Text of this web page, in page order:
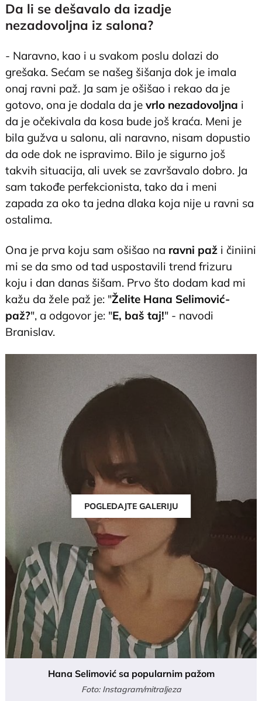
Da li se dešavalo da izadje
nezadovoljna iz salona?
- Naravno, kao i u svakom poslu dolazi do
grešaka. Sećam se našeg šišanja dok je imala
onaj ravni paž. Ja sam je ošišao i rekao da je
gotovo, ona je dodala da jevrlo nezadovoljna i
da je očekivala da kosa bude još kraća. Meni je
bila gužva u salonu, ali naravno, nisam dopustio
da ode dok ne ispravimo. Bilo je sigurno još
takvih situacija, ali uvek se završavalo dobro. Ja
sam takođe perfekcionista, tako da i meni
zapada za oko ta jedna dlaka koja nije u ravni sa
ostalima.
Ona je prva koju sam ošišao na ravni paž i činiini
mi se da smo od tad uspostavili trend frizuru
koju i dan danas šišam. Prvo što dodam kad mi
kažu da žele paž je: "Želite Hana Selimović-
paž?", a odgovor je: "E, baš taj!" - navodi
Branislav.
POGLEDAJTE GALERIJU
Hana Selimović sa popularnim pažom
Foto: Instagram/mitraljeza